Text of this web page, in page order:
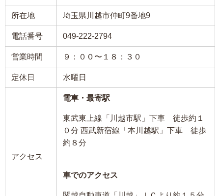
所在地 埼玉県川越市仲町9番地9
電話番号 049-222-2794
営業時間 ９：００〜１８：３０
定休日 水曜日
アクセス
電車・最寄駅
東武東上線「川越市駅」下車 徒歩約１
０分 西武新宿線「本川越駅」下車 徒歩
約８分
車でのアクセス